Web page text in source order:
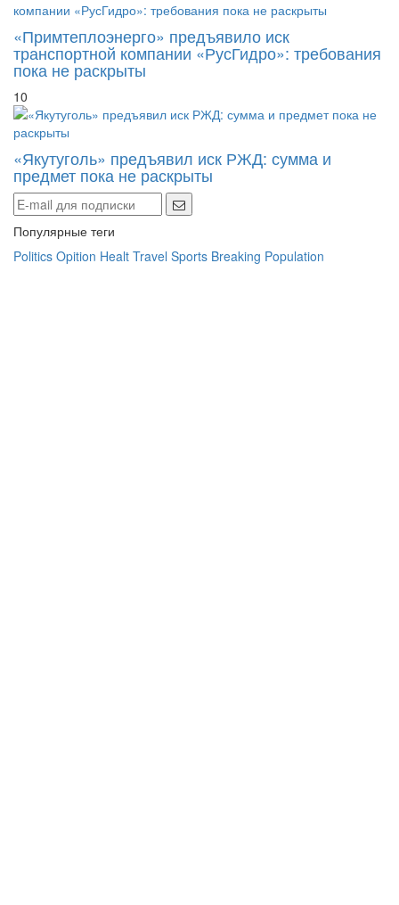
«Примтеплоэнерго» предъявило иск
транспортной компании «РусГидро»: требования
пока не раскрыты
10
«Якутуголь» предъявил иск РЖД: сумма и
предмет пока не раскрыты
Популярные теги
Politics Opition Healt Travel Sports Breaking Population